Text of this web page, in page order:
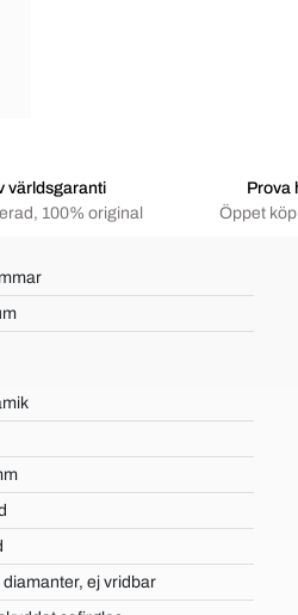
världsgaranti
100% original
Prova
Öppet
diamanter, ej vridbar